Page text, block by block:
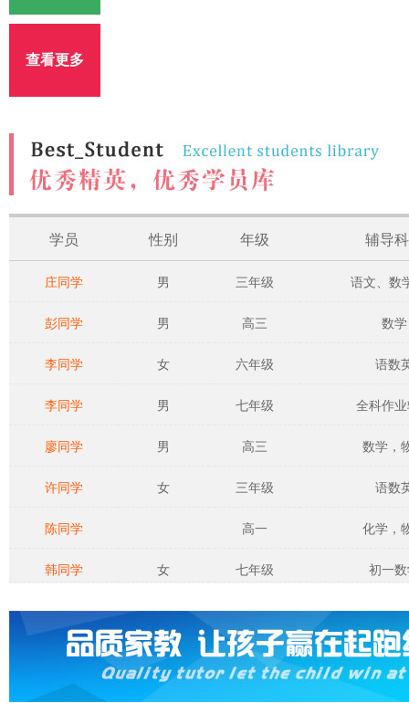
查看更多
学员 性别 年级 辅导
庄同学 男 三年级 语文、数
彭同学 男 高三 数学
李同学 女 六年级 语数
李同学 男 七年级 全科作
廖同学 男 高三 数学，
许同学 女 三年级 语数
陈同学 高一 化学，
韩同学 女 七年级 初一